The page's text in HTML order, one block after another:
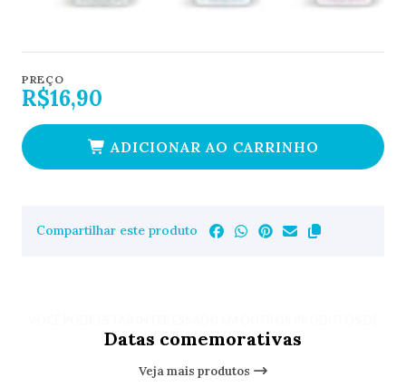
PREÇO
R$16,90
ADICIONAR AO CARRINHO
Compartilhar este produto
Datas comemorativas
Veja mais produtos